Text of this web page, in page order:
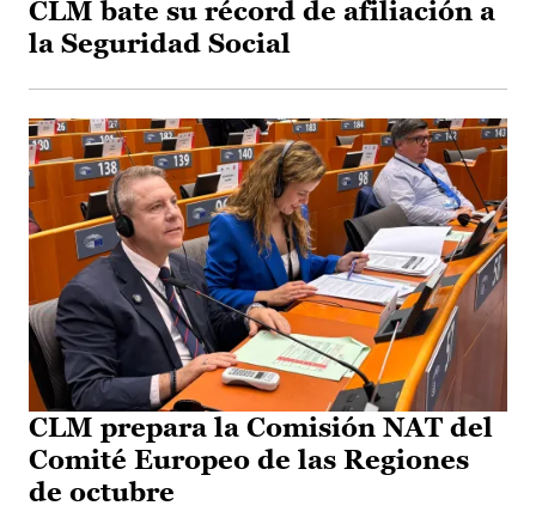
CLM bate su récord de afiliación a
la Seguridad Social
CLM prepara la Comisión NAT del
Comité Europeo de las Regiones
de octubre